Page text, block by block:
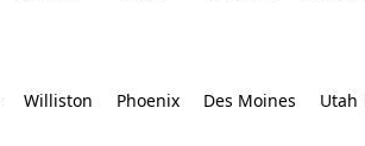
Williston Phoenix Des Moines Utah